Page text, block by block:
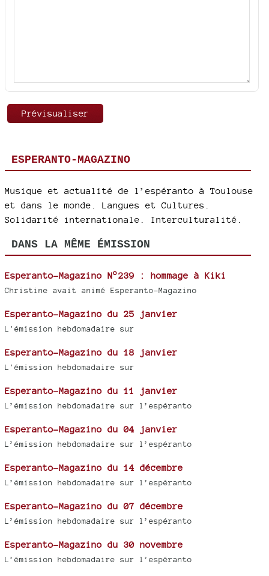
ESPERANTO-MAGAZINO
Musique et actualité de l’espéranto à Toulouse
et dans le monde. Langues et Cultures.
Solidarité internationale. Interculturalité.
DANS LA MÊME ÉMISSION
Esperanto-Magazino N°239 : hommage à Kiki
Christine avait animé Esperanto-Magazino
Esperanto-Magazino du 25 janvier
L'émission hebdomadaire sur
Esperanto-Magazino du 18 janvier
L'émission hebdomadaire sur
Esperanto-Magazino du 11 janvier
L’émission hebdomadaire sur l’espéranto
Esperanto-Magazino du 04 janvier
L’émission hebdomadaire sur l’espéranto
Esperanto-Magazino du 14 décembre
L’émission hebdomadaire sur l’espéranto
Esperanto-Magazino du 07 décembre
L’émission hebdomadaire sur l’espéranto
Esperanto-Magazino du 30 novembre
L’émission hebdomadaire sur l’espéranto